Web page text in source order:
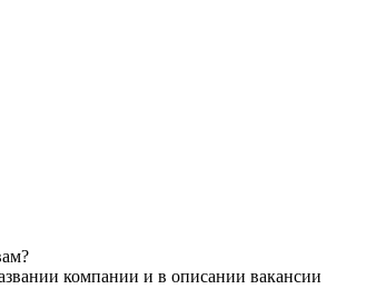
компании и в описании вакансии